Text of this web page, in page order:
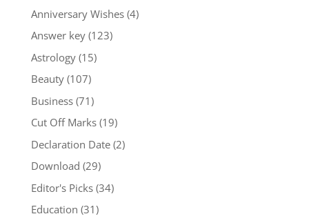
Anniversary Wishes(4)
Answer key(123)
Astrology(15)
Beauty(107)
Business(71)
Cut Off Marks(19)
Declaration Date(2)
Download (29)
Editor's Picks(34)
Education (31)